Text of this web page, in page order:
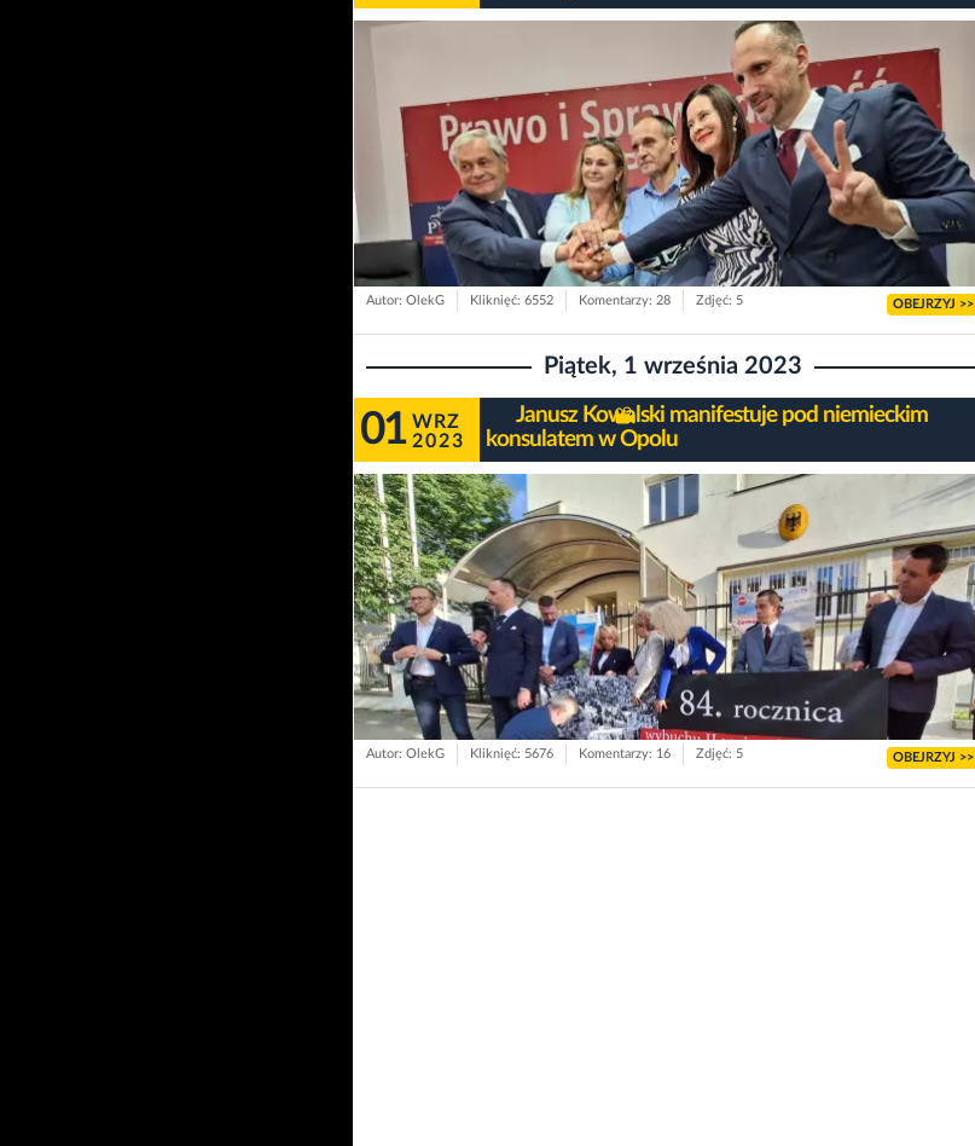
Autor: OlekG Kliknięć: 6552 Komentarzy: 28 Zdjęć: 5 OBEJRZYJ >>
Piątek, 1 września 2023
01 WRZ
2023
Janusz Kowalski manifestuje pod niemieckim
konsulatem w Opolu
Autor: OlekG Kliknięć: 5676 Komentarzy: 16 Zdjęć: 5 OBEJRZYJ >>